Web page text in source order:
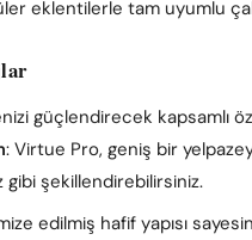
eklentilerle tam uyumlu
güçlendirecek kapsamlı
: Virtue Pro, geniş bir
gibi şekillendirebilirsiniz.
edilmiş hafif yapısı